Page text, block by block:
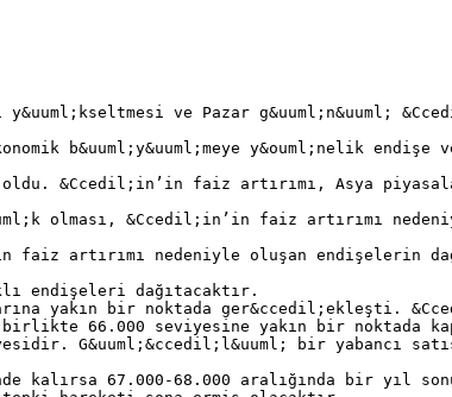
ve Pazar g&uuml;n&uuml;
b&uuml;y&uuml;meye y&ouml;nelik endişe
&Ccedil;in’in faiz artırımı, Asya
olması, &Ccedil;in’in faiz artırımı
artırımı nedeniyle oluşan endişelerin
endişeleri dağıtacaktır.
yakın bir noktada ger&ccedil;ekleşti.
66.000 seviyesine yakın bir noktada
G&uuml;&ccedil;l&uuml; bir yabancı
kalırsa 67.000-68.000 aralığında bir yıl